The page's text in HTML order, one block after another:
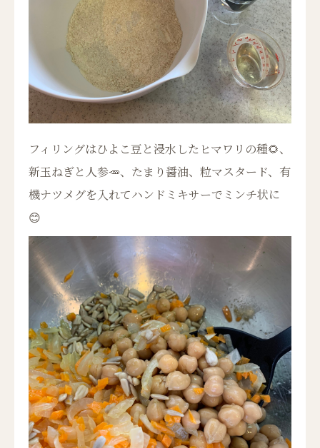
フィリングはひよこ豆と浸水したヒマワリの種🌻、
新玉ねぎと人参🥕、たまり醤油、粒マスタード、有
機ナツメグを入れてハンドミキサーでミンチ状に
😊